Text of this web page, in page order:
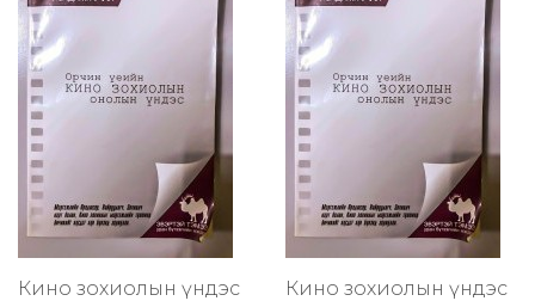
Кино зохиолын үндэс Кино зохиолын үндэс